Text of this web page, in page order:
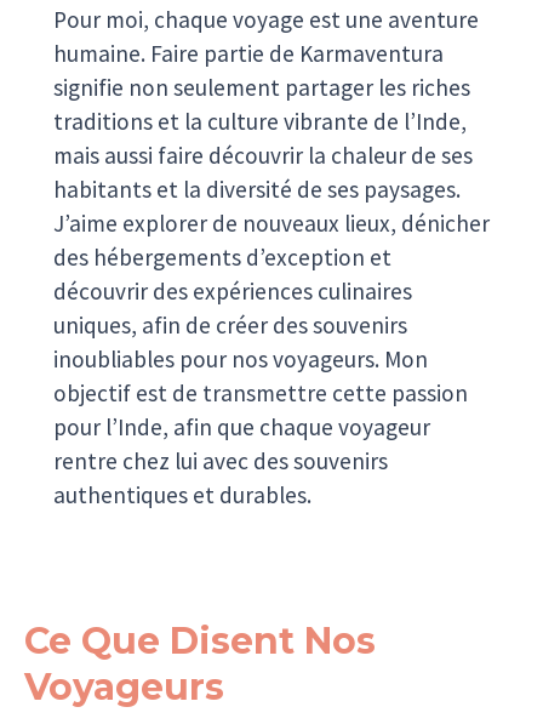
Pour moi, chaque voyage est une aventure
humaine. Faire partie de Karmaventura
signifie non seulement partager les riches
traditions et la culture vibrante de l’Inde,
mais aussi faire découvrir la chaleur de ses
habitants et la diversité de ses paysages.
J’aime explorer de nouveaux lieux, dénicher
des hébergements d’exception et
découvrir des expériences culinaires
uniques, afin de créer des souvenirs
inoubliables pour nos voyageurs. Mon
objectif est de transmettre cette passion
pour l’Inde, afin que chaque voyageur
rentre chez lui avec des souvenirs
authentiques et durables.
Ce Que Disent Nos
Voyageurs